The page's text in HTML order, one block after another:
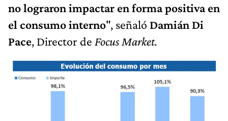
no lograron impactar en forma positiva en
el consumo interno", señaló Damián Di
Pace, Director de Focus Market.